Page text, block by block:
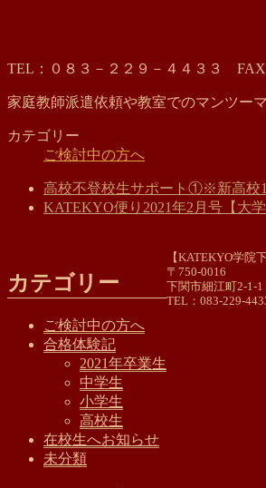
TEL：０８３－２２９－４４３３ FAX
家庭教師派遣依頼や教室でのマンツー
カテゴリー
ご検討中の方へ
高校不登校生サポート①※新高校
KATEKYO便り2021年2月号【大
カテゴリー
ご検討中の方へ
合格体験記
2021年卒業生
中学生
小学生
高校生
在校生へお知らせ
未分類
【KATEKYO学院
〒750-0016
下関市細江町2-1-
TEL：083-229-